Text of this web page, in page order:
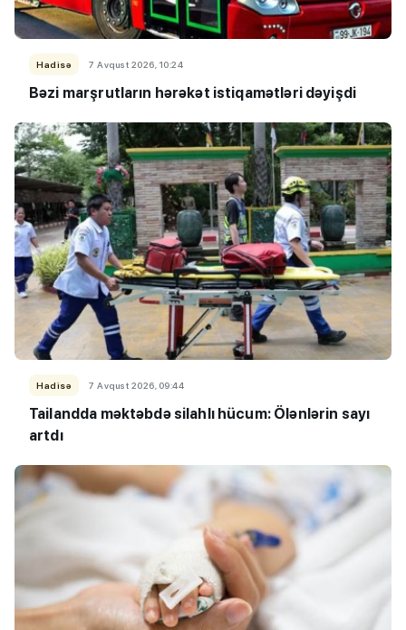
Hadisə 7 Avqust 2026, 10:24
Bəzi marşrutların hərəkət istiqamətləri dəyişdi
Hadisə 7 Avqust 2026, 09:44
Tailandda məktəbdə silahlı hücum: Ölənlərin sayı
artdı